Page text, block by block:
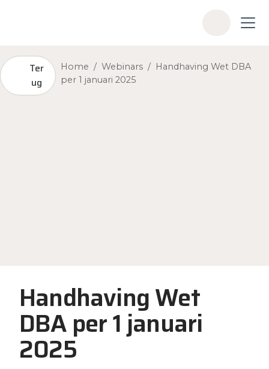
k
Ter
ug
Home /Webinars / Handhaving Wet DBA
per 1 januari 2025
Handhaving Wet
DBA per 1 januari
2025